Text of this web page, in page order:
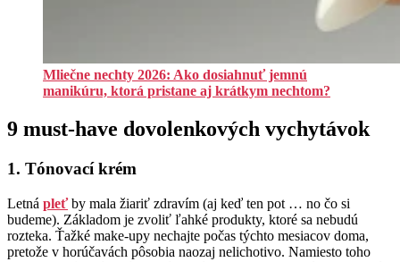
Mliečne nechty 2026: Ako dosiahnuť jemnú
manikúru, ktorá pristane aj krátkym nechtom?
9 must-have dovolenkových vychytávok
1. Tónovací krém
Letná pleťby mala žiariť zdravím (aj keď ten pot … no čo si
budeme). Základom je zvoliť ľahké produkty, ktoré sa nebudú
rozteka. Ťažké make-upy nechajte počas týchto mesiacov doma,
pretože v horúčavách pôsobia naozaj nelichotivo. Namiesto toho